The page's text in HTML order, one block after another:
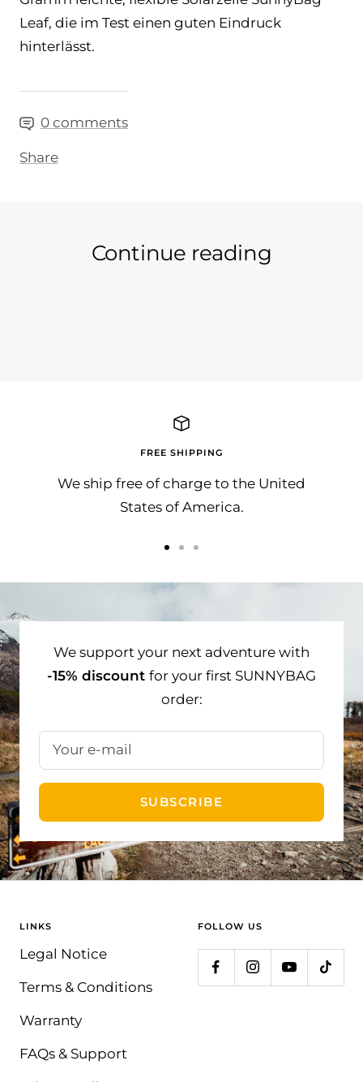
0 comments
Share
Leaf, die im Test einen guten Eindruck
hinterlässt.
Continue reading
FREE SHIPPING
We ship free of charge to the United
States of America.
tototo
We support your next adventure with
-15% discount for your first SUNNYBAG
order:
Your e-mail
SUBSCRIBE
LINKS
Legal Notice
Terms & Conditions
Warranty
FAQs & Support
FOLLOW US